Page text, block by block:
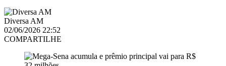
Diversa AM
02/06/2026 22:52
COMPARTILHE